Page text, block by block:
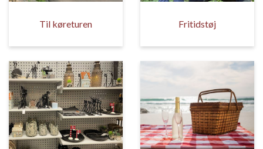
Til køreturen Fritidstøj